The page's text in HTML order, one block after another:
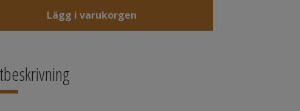
Lägg i varukorgen